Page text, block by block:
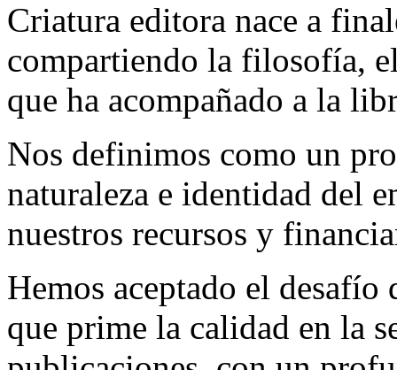
Criatura editora nace a
compartiendo la filosofía,
que ha acompañado a la
Nos definimos como un
naturaleza e identidad del
nuestros recursos y
Hemos aceptado el
que prime la calidad en la